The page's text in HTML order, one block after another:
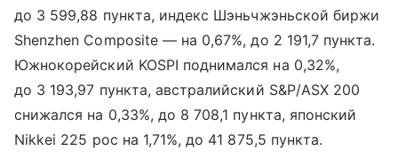
до 3 599,88 пункта, индекс Шэньчжэньской биржи
Shenzhen Composite — на 0,67%, до 2 191,7 пункта.
Южнокорейский KOSPI поднимался на 0,32%,
до 3 193,97 пункта, австралийский S&P/ASX 200
снижался на 0,33%, до 8 708,1 пункта, японский
Nikkei 225 рос на 1,71%, до 41 875,5 пункта.